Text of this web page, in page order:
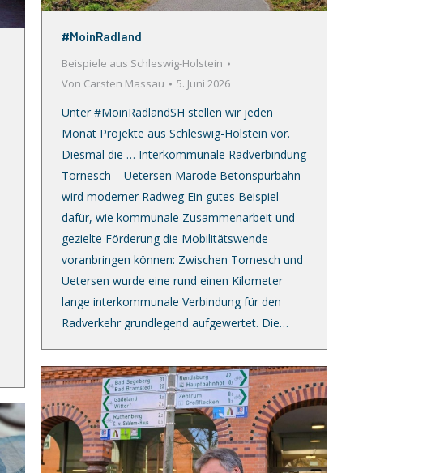
#MoinRadland
Beispiele aus Schleswig-Holstein
Von Carsten Massau 5. Juni 2026
Unter #MoinRadlandSH stellen wir jeden
Monat Projekte aus Schleswig-Holstein vor.
Diesmal die … Interkommunale Radverbindung
Tornesch – Uetersen Marode Betonspurbahn
wird moderner Radweg Ein gutes Beispiel
dafür, wie kommunale Zusammenarbeit und
gezielte Förderung die Mobilitätswende
voranbringen können: Zwischen Tornesch und
Uetersen wurde eine rund einen Kilometer
lange interkommunale Verbindung für den
Radverkehr grundlegend aufgewertet. Die…